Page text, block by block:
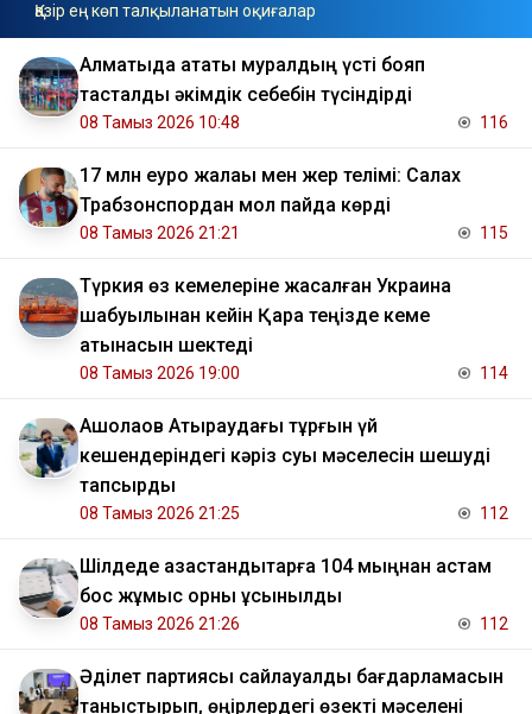
Қазір ең көп талқыланатын оқиғалар
Алматыда атақты муралдың үсті бояп
тасталды әкімдік себебін түсіндірді
08 Тамыз 2026 10:48 116
17 млн еуро жалақы мен жер телімі: Салах
Трабзонспордан мол пайда көрді
08 Тамыз 2026 21:21 115
Түркия өз кемелеріне жасалған Украина
шабуылынан кейін Қара теңізде кеме
қатынасын шектеді
08 Тамыз 2026 19:00 114
​Ақшолақов Атыраудағы тұрғын үй
кешендеріндегі кәріз суы мәселесін шешуді
тапсырды
08 Тамыз 2026 21:25 112
​Шілдеде қазақстандықтарға 104 мыңнан астам
бос жұмыс орны ұсынылды
08 Тамыз 2026 21:26 112
Әділет партиясы сайлауалды бағдарламасын
таныстырып, өңірлердегі өзекті мәселені